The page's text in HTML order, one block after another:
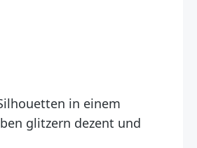
in einem
glitzern dezent und